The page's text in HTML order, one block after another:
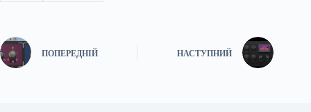
ПОПЕРЕДНІЙ НАСТУПНИЙ